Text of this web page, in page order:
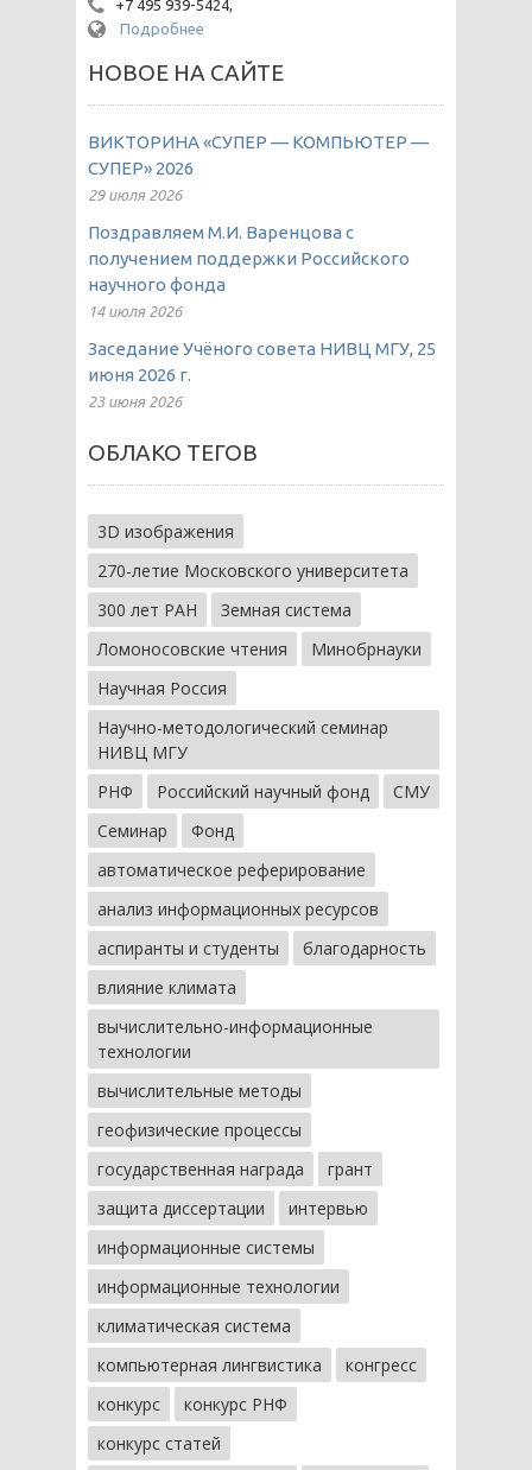
+7 495 939-5424,
Подробнее
НОВОЕ НА САЙТЕ
ВИКТОРИНА «СУПЕР — КОМПЬЮТЕР —
СУПЕР» 2026
29 июля 2026
Поздравляем М.И. Варенцова с
получением поддержки Российского
научного фонда
14 июля 2026
Заседание Учёного совета НИВЦ МГУ, 25
июня 2026 г.
23 июня 2026
ОБЛАКО ТЕГОВ
3D изображения
270-летие Московского университета
300 лет РАН
Земная система
Ломоносовские чтения
Минобрнауки
Научная Россия
Научно-методологический семинар
НИВЦ МГУ
РНФ
Российский научный фонд
СМУ
Семинар
Фонд
автоматическое реферирование
анализ информационных ресурсов
аспиранты и студенты
благодарность
влияние климата
вычислительно-информационные
технологии
вычислительные методы
геофизические процессы
государственная награда
грант
защита диссертации
интервью
информационные системы
информационные технологии
климатическая система
компьютерная лингвистика
конгресс
конкурс
конкурс РНФ
конкурс статей